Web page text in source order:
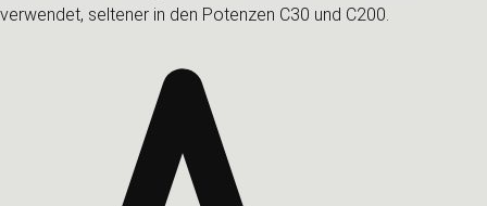
verwendet, seltener in den Potenzen C30 und C200.